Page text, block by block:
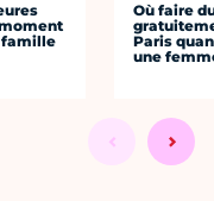
famille
Où faire
Paris
une